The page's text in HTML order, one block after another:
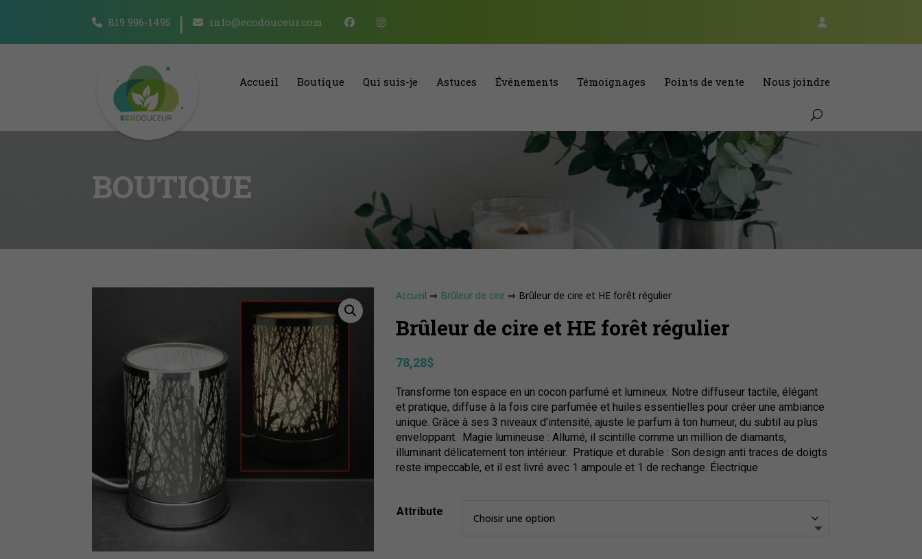
819 996-1495 info@ecodouceur.com
Accueil Boutique Qui suis-je Astuces Événements Témoignages Points de vente Nous joindre
BOUTIQUE
Accueil ⇒ Brûleur de cire ⇒ Brûleur de cire et HE forêt régulier
Brûleur de cire et HE forêt régulier
78,28$
Transforme ton espace en un cocon parfumé et lumineux. Notre diffuseur tactile, élégant
et pratique, diffuse à la fois cire parfumée et huiles essentielles pour créer une ambiance
unique. Grâce à ses 3 niveaux d’intensité, ajuste le parfum à ton humeur, du subtil au plus
enveloppant. Magie lumineuse : Allumé, il scintille comme un million de diamants,
illuminant délicatement ton intérieur. Pratique et durable : Son design anti traces de doigts
reste impeccable, et il est livré avec 1 ampoule et 1 de rechange. Électrique
Attribute